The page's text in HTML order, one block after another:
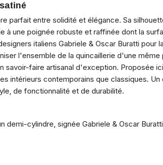
parfait entre solidité et élégance. Sa
à une poignée robuste et raffinée dont la
italiens Gabriele & Oscar Buratti pour
l'ensemble de la quincaillerie d'une
savoir-faire artisanal d'exception. Proposée
intérieurs contemporains que classiques.
de fonctionnalité et de durabilité.
demi-cylindre, signée Gabriele & Oscar